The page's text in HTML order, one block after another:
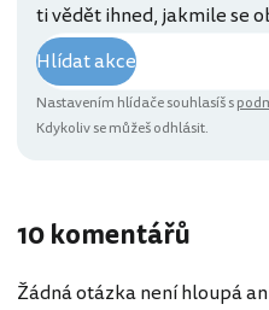
ti vědět ihned, jakmile se
Hlídat akce
Nastavením hlídače souhlasíš s
Kdykoliv se můžeš odhlásit.
10 komentářů
Žádná otázka není hloupá